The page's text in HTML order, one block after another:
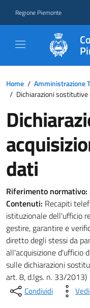
Regione Piemonte
Home / Amministrazione
/ Dichiarazioni sostitutive
dati
Riferimento normativo:
Contenuti: Recapiti
istituzionale dell'ufficio
gestire, garantire e
diretto degli stessi da
all'acquisizione d'ufficio
sulle dichiarazioni
art. 8, d.lgs. n. 33/2013)
Condividi